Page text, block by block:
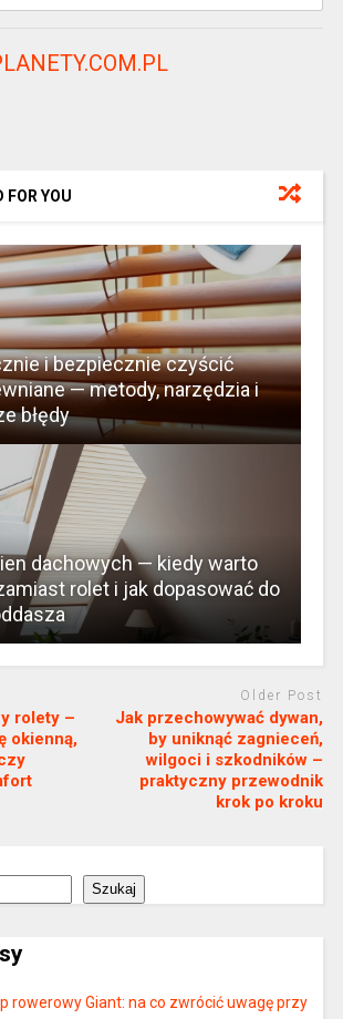
FOR YOU
i bezpiecznie czyścić
— metody, narzędzia i
błędy
dachowych — kiedy warto
rolet i jak dopasować do
rolety –
okienną,
Older Post
Jak przechowywać dywan,
by uniknąć zagnieceń,
wilgoci i szkodników –
praktyczny przewodnik
krok po kroku
Szukaj
rowerowy Giant: na co zwrócić uwagę przy